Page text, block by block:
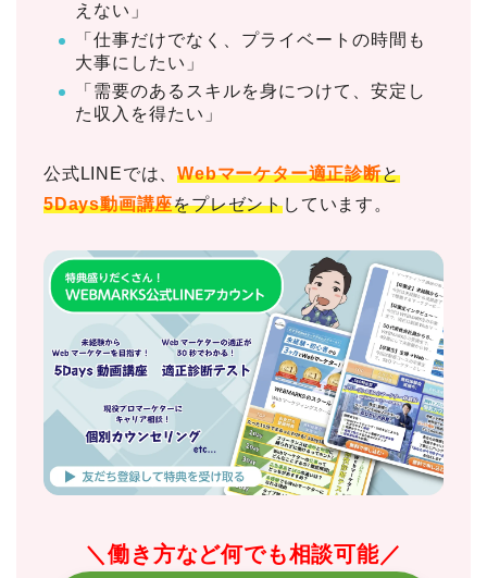
えない」
「仕事だけでなく、プライベートの時間も
大事にしたい」
「需要のあるスキルを身につけて、安定し
た収入を得たい」
公式LINEでは、Webマーケター適正診断と
5Days動画講座をプレゼントしています。
＼働き方など何でも相談可能／